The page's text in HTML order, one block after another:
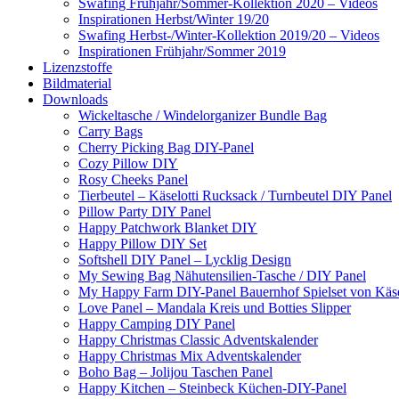
Swafing Frühjahr/Sommer-Kollektion 2020 – Videos
Inspirationen Herbst/Winter 19/20
Swafing Herbst-/Winter-Kollektion 2019/20 – Videos
Inspirationen Frühjahr/Sommer 2019
Lizenzstoffe
Bildmaterial
Downloads
Wickeltasche / Windelorganizer Bundle Bag
Carry Bags
Cherry Picking Bag DIY-Panel
Cozy Pillow DIY
Rosy Cheeks Panel
Tierbeutel – Käselotti Rucksack / Turnbeutel DIY Panel
Pillow Party DIY Panel
Happy Patchwork Blanket DIY
Happy Pillow DIY Set
Softshell DIY Panel – Lycklig Design
My Sewing Bag Nähutensilien-Tasche / DIY Panel
My Happy Farm DIY-Panel Bauernhof Spielset von
Love Panel – Mandala Kreis und Botties Slipper
Happy Camping DIY Panel
Happy Christmas Classic Adventskalender
Happy Christmas Mix Adventskalender
Boho Bag – Jolijou Taschen Panel
Happy Kitchen – Steinbeck Küchen-DIY-Panel